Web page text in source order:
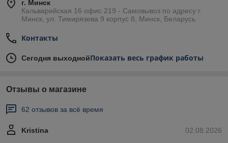
г. Минск
Кальварийская 16 офис 219 - Самовывоз по адресу г.
Минск, ул. Тимирязева 9 корпус 8, Минск, Беларусь
Контакты
Сегодня выходнойПоказать весь график работы
Отзывы о магазине
62 отзывов за всё время
02.08.2026
Kristina